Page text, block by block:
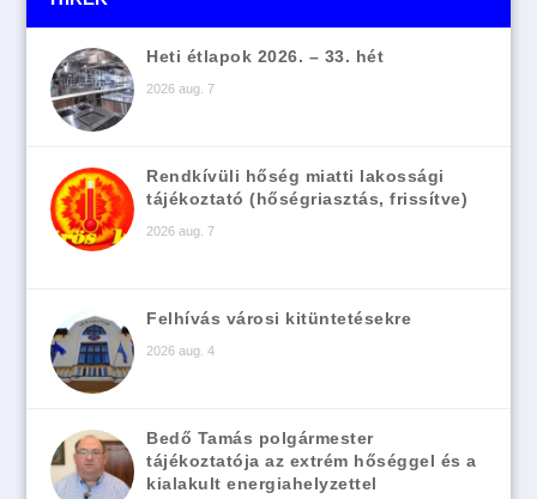
Heti étlapok 2026. – 33. hét
2026 aug. 7
Rendkívüli hőség miatti lakossági
tájékoztató (hőségriasztás, frissítve)
2026 aug. 7
Felhívás városi kitüntetésekre
2026 aug. 4
Bedő Tamás polgármester
tájékoztatója az extrém hőséggel és a
kialakult energiahelyzettel